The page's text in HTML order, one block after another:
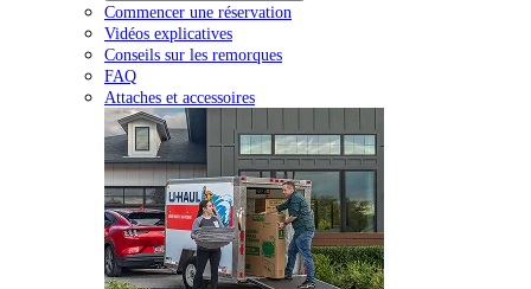
Commencer une réservation
Vidéos explicatives
Conseils sur les remorques
FAQ
Attaches et accessoires